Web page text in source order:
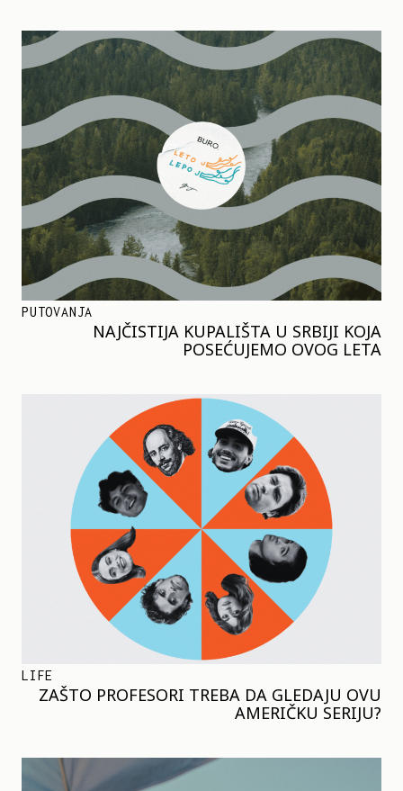
PUTOVANJA
NAJČISTIJA KUPALIŠTA U SRBIJI KOJA
POSEĆUJEMO OVOG LETA
LIFE
ZAŠTO PROFESORI TREBA DA GLEDAJU OVU
AMERIČKU SERIJU?